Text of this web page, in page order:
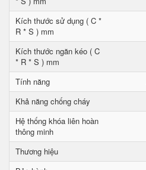
Kích thước sử dụng ( C *
R * S ) mm
Kích thước ngăn kéo ( C
* R * S ) mm
Tính năng
Khả năng chống cháy
Hệ thống khóa liên hoàn
thông minh
Thương hiệu